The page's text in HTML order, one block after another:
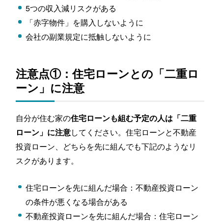
5つの収入減リスクがある
「赤字物件」を購入しないように
会社の副業規定に抵触しないように
注意点①：住宅ローンとの「二重ロ
ーン」に注意
自分が住む家の住宅ローンも組む予定の人は「二重
ローン」に注意してください。住宅ローンと不動産
投資ローン、どちらを先に組んでも下記のようなリ
スクがあります。
住宅ローンを先に組んだ場合：不動産投資ローン
の条件が悪くなる場合がある
不動産投資ローンを先に組んだ場合：住宅ローン